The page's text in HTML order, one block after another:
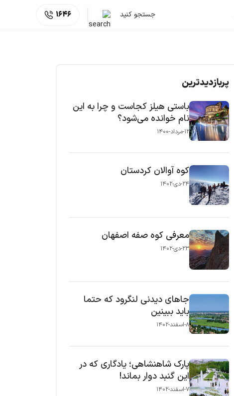
جستجو کنید 1646
پربازدیدترین
باستی هیلز کجاست و چرا به این
نام خوانده می‌شود؟
۱۲-مرداد-۱۴۰۰
کوه آوالان کردستان
۲۴-دی-۱۴۰۲
معرفی کوه صفه اصفهان
۲۳-دی-۱۴۰۲
جاهای دیدنی لنگرود که حتما
باید ببینین
۸-اسفند-۱۴۰۲
پارک شاهنشاهی؛ یادگاری که در
این گنبد دوار بماند!
۷-اسفند-۱۴۰۲